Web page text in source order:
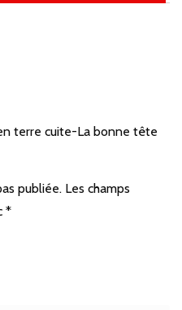
terre cuite-La bonne tête
publiée. Les champs
*